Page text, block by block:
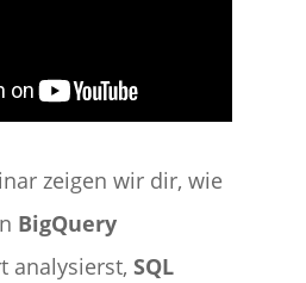
zeigen wir dir, wie
BigQuery
analysierst, SQL